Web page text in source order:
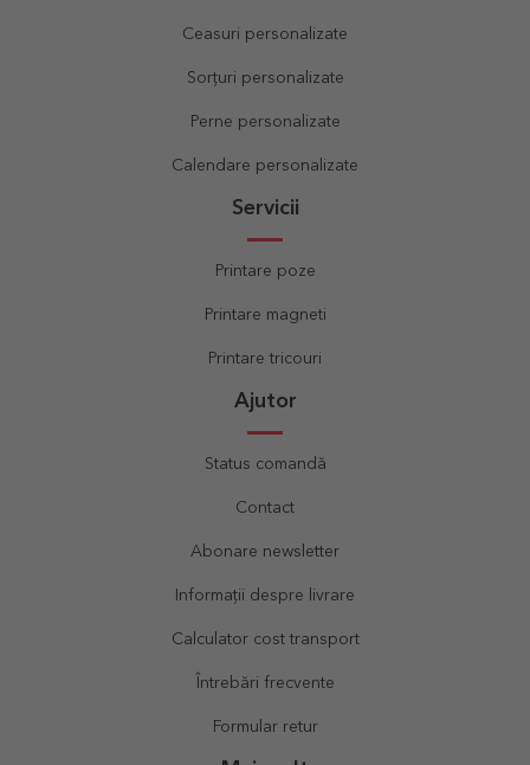
Ceasuri personalizate
Sorțuri personalizate
Perne personalizate
Calendare personalizate
Servicii
Printare poze
Printare magneti
Printare tricouri
Ajutor
Status comandă
Contact
Abonare newsletter
Informații despre livrare
Calculator cost transport
Întrebări frecvente
Formular retur